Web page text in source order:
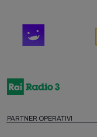
PARTNER OPERATIVI